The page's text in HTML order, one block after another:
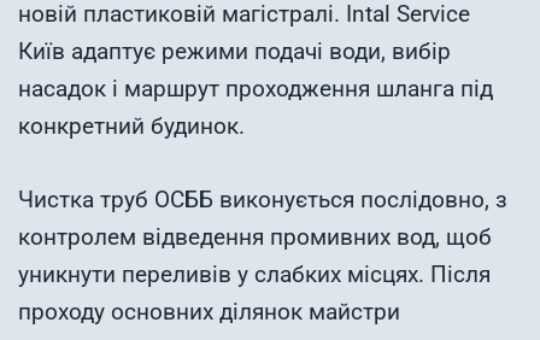
новій пластиковій магістралі. Intal Service
Київ адаптує режими подачі води, вибір
насадок і маршрут проходження шланга під
конкретний будинок.
Чистка труб ОСББ виконується послідовно, з
контролем відведення промивних вод, щоб
уникнути переливів у слабких місцях. Після
проходу основних ділянок майстри